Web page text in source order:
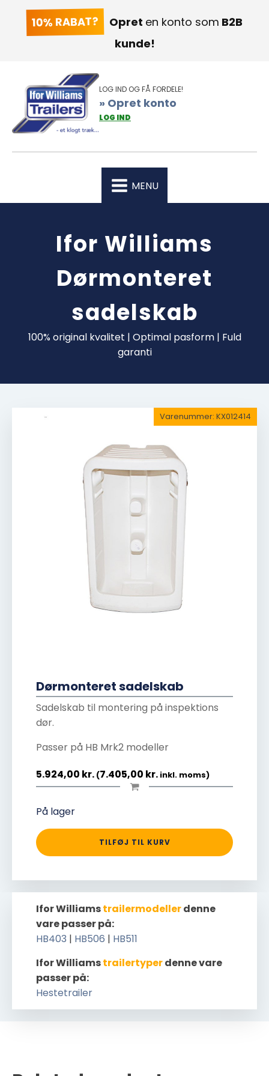
10% RABAT? Opret en konto som B2B
kunde!
LOG IND OG FÅ FORDELE!
» Opret konto
LOG IND
MENU
Ifor Williams
Dørmonteret
sadelskab
100% original kvalitet | Optimal pasform | Fuld
garanti
Dørmonteret sadelskab
Sadelskab til montering på inspektions
dør.
Passer på HB Mrk2 modeller
5.924,00 kr. (7.405,00 kr. inkl. moms)
På lager
TILFØJ TIL KURV
Varenummer: KX012414
Ifor Williamstrailertyperdenne vare
passer på:
Hestetrailer
Ifor Williamstrailermodellerdenne
vare passer på:
HB403 | HB506 | HB511